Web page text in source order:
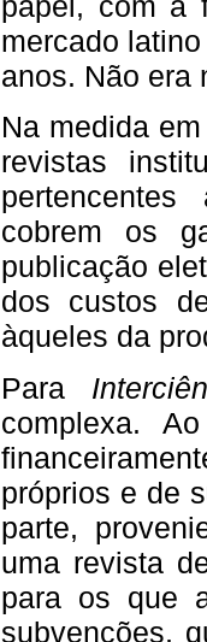
mercado
anos. Não era
Na medida
revistas
cobrem os
publicação
dos custos
àqueles da
Para
complexa.
próprios e de
parte,
uma revista
para os que
subvenções,